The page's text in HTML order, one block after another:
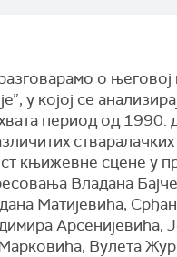
о његовој
у којој се
период од 1990.
књижевне сцене у
Владана
Матијевића,
Арсенијевића,
Вулета